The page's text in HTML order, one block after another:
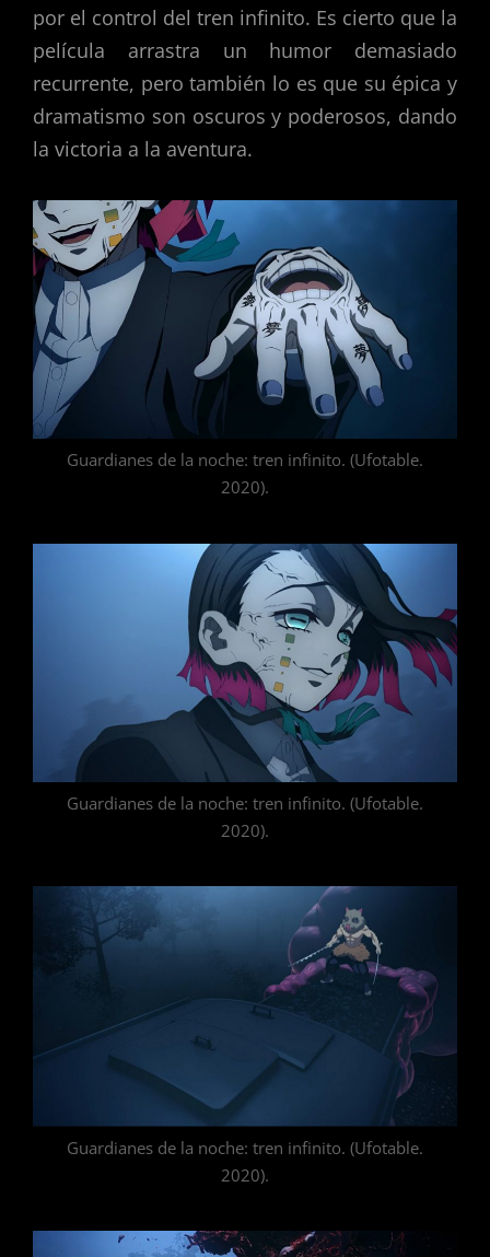
por el control del tren infinito. Es cierto que la
película arrastra un humor demasiado
recurrente, pero también lo es que su épica y
dramatismo son oscuros y poderosos, dando
la victoria a la aventura.
Guardianes de la noche: tren infinito. (Ufotable.
2020).
Guardianes de la noche: tren infinito. (Ufotable.
2020).
Guardianes de la noche: tren infinito. (Ufotable.
2020).